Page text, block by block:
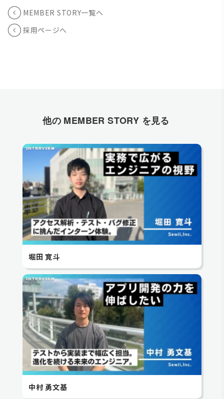
MEMBER STORY一覧へ
採用ページへ
堀田 寛斗
中村 勇文基